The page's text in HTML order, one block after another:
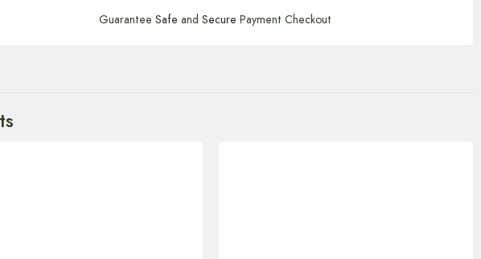
Guarantee Safe and Secure Payment Checkout